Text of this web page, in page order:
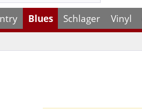
Blues Schlager Vinyl